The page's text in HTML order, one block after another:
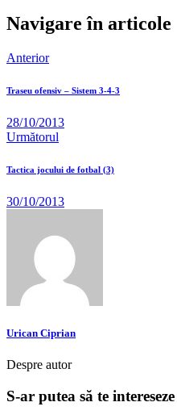
Navigare în articole
Anterior
Traseu ofensiv – Sistem 3-4-3
28/10/2013
Următorul
Tactica jocului de fotbal (3)
30/10/2013
Urican Ciprian
Despre autor
S-ar putea să te intereseze